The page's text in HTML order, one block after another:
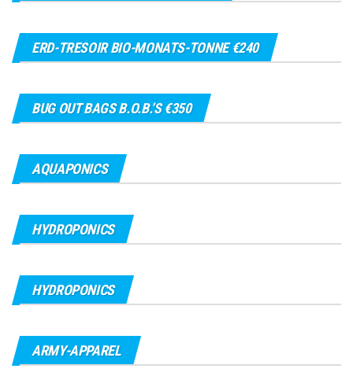
ERD-TRESOIR BIO-MONATS-TONNE €240
BUG OUT BAGS B.O.B.’S €350
AQUAPONICS
HYDROPONICS
HYDROPONICS
ARMY-APPAREL